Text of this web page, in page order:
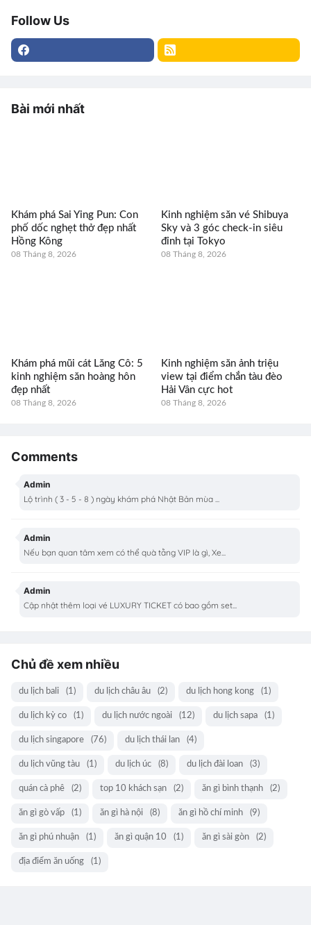
Follow Us
Bài mới nhất
Khám phá Sai Ying Pun: Con
phố dốc nghẹt thở đẹp nhất
Hồng Kông
08 Tháng 8, 2026
Kinh nghiệm săn vé Shibuya
Sky và 3 góc check-in siêu
đỉnh tại Tokyo
08 Tháng 8, 2026
Khám phá mũi cát Lăng Cô: 5
kinh nghiệm săn hoàng hôn
đẹp nhất
08 Tháng 8, 2026
Kinh nghiệm săn ảnh triệu
view tại điểm chắn tàu đèo
Hải Vân cực hot
08 Tháng 8, 2026
Comments
Admin
Lộ trình ( 3 - 5 - 8 ) ngày khám phá Nhật Bản mùa ...
Admin
Nếu bạn quan tâm xem có thể quà tằng VIP là gì, Xe...
Admin
Cập nhật thêm loại vé LUXURY TICKET có bao gồm set...
Chủ đề xem nhiều
du lịch bali (1) du lịch châu âu (2) du lịch hong kong (1)
du lịch kỳ co (1) du lịch nước ngoài (12) du lịch sapa (1)
du lịch singapore (76) du lịch thái lan (4)
du lịch vũng tàu (1) du lịch úc (8) du lịch đài loan (3)
quán cà phê (2) top 10 khách sạn (2) ăn gì bình thạnh (2)
ăn gì gò vấp (1) ăn gì hà nội (8) ăn gì hồ chí minh (9)
ăn gì phú nhuận (1) ăn gì quận 10 (1) ăn gì sài gòn (2)
địa điểm ăn uống (1)